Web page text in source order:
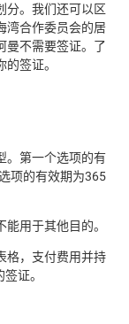
分。我们还可以区
湾合作委员会的居
曼不需要签证。了
签证。
。第一个选项的有
项的有效期为365
用于其他目的。
格，支付费用并持
证。